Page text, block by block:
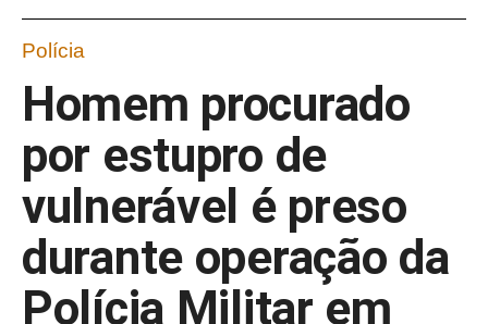
Polícia
Homem procurado
por estupro de
vulnerável é preso
durante operação da
Polícia Militar em